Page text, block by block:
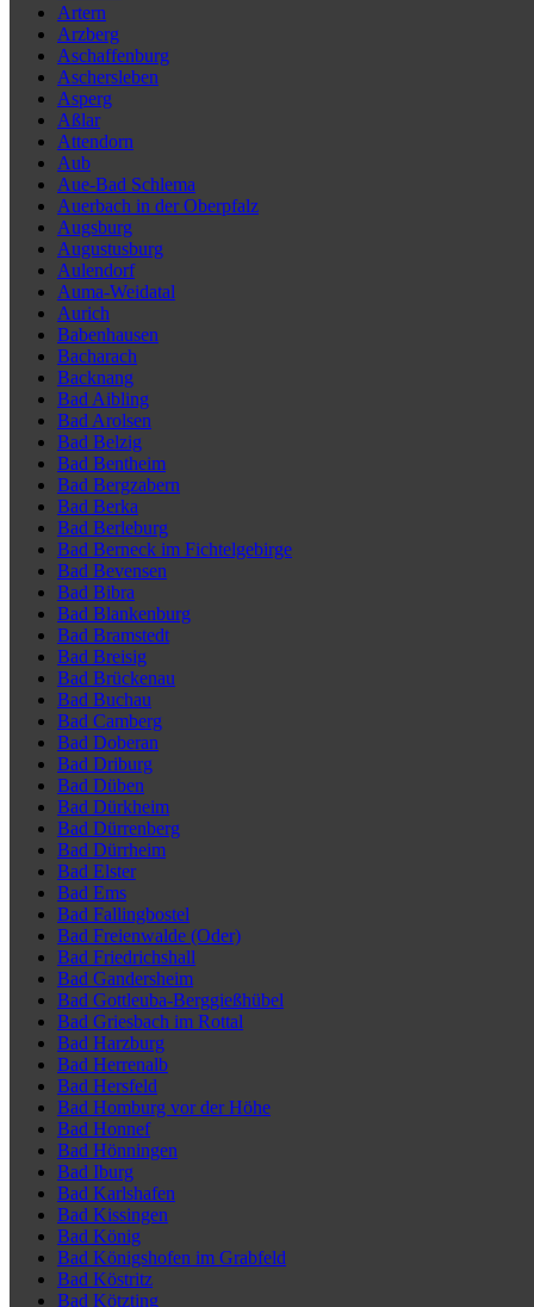
Artern
Arzberg
Aschaffenburg
Aschersleben
Asperg
Aßlar
Attendorn
Aub
Aue-Bad Schlema
Auerbach in der Oberpfalz
Augsburg
Augustusburg
Aulendorf
Auma-Weidatal
Aurich
Babenhausen
Bacharach
Backnang
Bad Aibling
Bad Arolsen
Bad Belzig
Bad Bentheim
Bad Bergzabern
Bad Berka
Bad Berleburg
Bad Berneck im Fichtelgebirge
Bad Bevensen
Bad Bibra
Bad Blankenburg
Bad Bramstedt
Bad Breisig
Bad Brückenau
Bad Buchau
Bad Camberg
Bad Doberan
Bad Driburg
Bad Düben
Bad Dürkheim
Bad Dürrenberg
Bad Dürrheim
Bad Elster
Bad Ems
Bad Fallingbostel
Bad Freienwalde (Oder)
Bad Friedrichshall
Bad Gandersheim
Bad Gottleuba-Berggießhübel
Bad Griesbach im Rottal
Bad Harzburg
Bad Herrenalb
Bad Hersfeld
Bad Homburg vor der Höhe
Bad Honnef
Bad Hönningen
Bad Iburg
Bad Karlshafen
Bad Kissingen
Bad König
Bad Königshofen im Grabfeld
Bad Köstritz
Bad Kötzting